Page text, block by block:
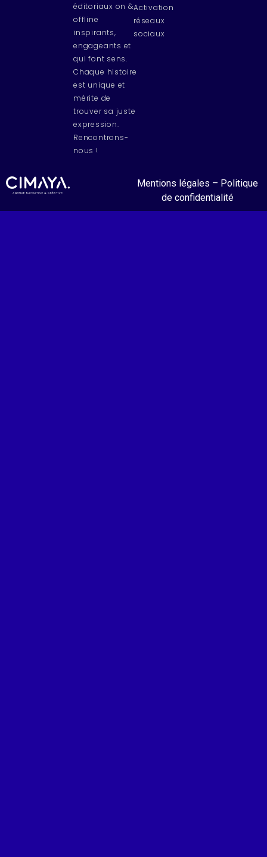
éditoriaux on &
offline
inspirants,
engageants et
qui font sens.
Chaque histoire
est unique et
mérite de
trouver sa juste
expression.
Rencontrons-
nous !
Activation
réseaux
sociaux
Mentions légales – Politique
de confidentialité